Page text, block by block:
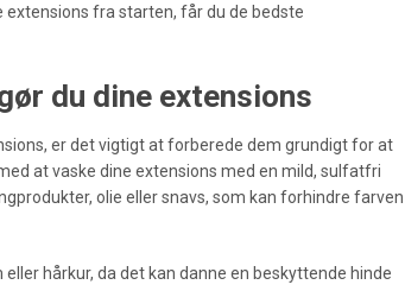
fra starten, får du de bedste
du dine extensions
er det vigtigt at forberede dem grundigt for at
at vaske dine extensions med en mild, sulfatfri
olie eller snavs, som kan forhindre farven
hårkur, da det kan danne en beskyttende hinde